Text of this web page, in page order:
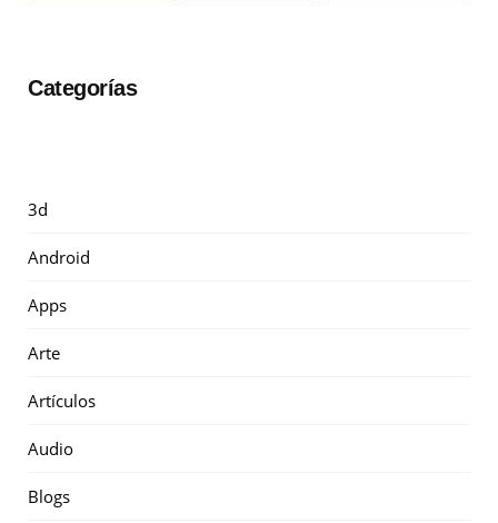
Categorías
3d
Android
Apps
Arte
Artículos
Audio
Blogs